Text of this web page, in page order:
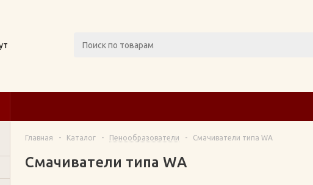
Главная - Каталог - Пенообразователи - Смачиватели типа WA
Смачиватели типа WA